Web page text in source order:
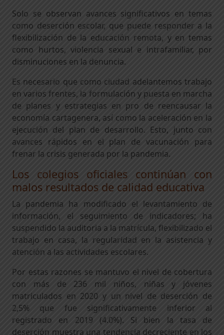
Solo se observan avances significativos en temas
como deserción escolar, que puede responder a la
flexibilización de la educación remota, y en temas
como hurtos, violencia sexual e intrafamiliar, por
disminuciones en la denuncia.
Es necesario que como ciudad adelantemos trabajo
en varios frentes, la formulación y puesta en marcha
de planes y estrategias en pro de reencausar la
economía cartagenera, así como la aceleración en la
ejecución del plan de desarrollo. Esto, junto con
avances rápidos en el plan de vacunación para
frenar la crisis generada por la pandemia.
Los colegios oficiales continúan con
malos resultados de calidad educativa
La pandemia ha modificado el levantamiento de
información, el seguimiento de indicadores; ha
suspendido la auditoria a la matrícula, flexibilizado el
trabajo en casa, la regularidad en la asistencia y
atención a las actividades escolares.
Por estas razones se mantuvo el nivel de cobertura
con más de 236 mil niños, niñas y jóvenes
matriculados en 2020 y un nivel de deserción de
2,5% que fue significativamente inferior al
registrado en 2019 (4.0%). Si bien la tasa de
deserción muestra una tendencia decreciente en los